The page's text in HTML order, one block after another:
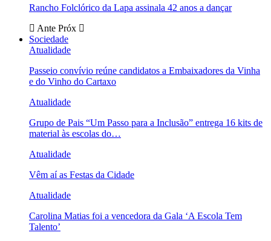
Rancho Folclórico da Lapa assinala 42 anos a dançar
Ante Próx
Sociedade
Atualidade
Passeio convívio reúne candidatos a Embaixadores da Vinha
e do Vinho do Cartaxo
Atualidade
Grupo de Pais “Um Passo para a Inclusão” entrega 16 kits de
material às escolas do…
Atualidade
Vêm aí as Festas da Cidade
Atualidade
Carolina Matias foi a vencedora da Gala ‘A Escola Tem
Talento’